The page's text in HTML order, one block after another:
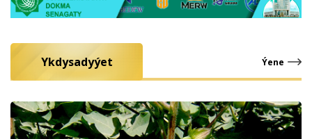
Ykdysadyýet Ýene